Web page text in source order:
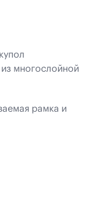
многослойной
рамка и